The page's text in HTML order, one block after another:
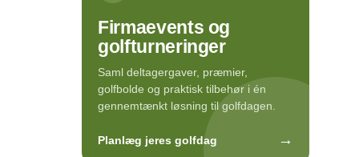
Firmaevents og
golfturneringer
Saml deltagergaver, præmier,
golfbolde og praktisk tilbehør i én
gennemtænkt løsning til golfdagen.
Planlæg jeres golfdag →